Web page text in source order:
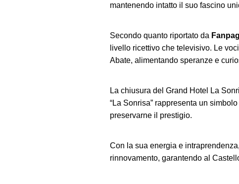
mantenendo intatto il suo fascino
Secondo quanto riportato da
livello ricettivo che televisivo. Le
Abate, alimentando speranze e
La chiusura del Grand Hotel La
“La Sonrisa” rappresenta un
preservarne il prestigio.
Con la sua energia e
rinnovamento, garantendo al